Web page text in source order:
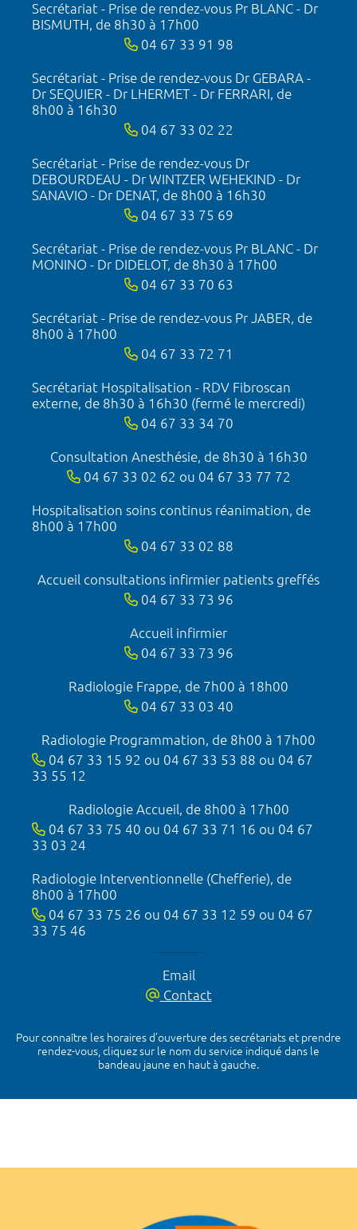
Secrétariat - Prise de rendez-vous Pr BLANC - Dr
BISMUTH, de 8h30 à 17h00
04 67 33 91 98
Secrétariat - Prise de rendez-vous Dr GEBARA -
Dr SEQUIER - Dr LHERMET - Dr FERRARI, de
8h00 à 16h30
04 67 33 02 22
Secrétariat - Prise de rendez-vous Dr
DEBOURDEAU - Dr WINTZER WEHEKIND - Dr
SANAVIO - Dr DENAT, de 8h00 à 16h30
04 67 33 75 69
Secrétariat - Prise de rendez-vous Pr BLANC - Dr
MONINO - Dr DIDELOT, de 8h30 à 17h00
04 67 33 70 63
Secrétariat - Prise de rendez-vous Pr JABER, de
8h00 à 17h00
04 67 33 72 71
Secrétariat Hospitalisation - RDV Fibroscan
externe, de 8h30 à 16h30 (fermé le mercredi)
04 67 33 34 70
Consultation Anesthésie, de 8h30 à 16h30
04 67 33 02 62 ou 04 67 33 77 72
Hospitalisation soins continus réanimation, de
8h00 à 17h00
04 67 33 02 88
Accueil consultations infirmier patients greffés
04 67 33 73 96
Accueil infirmier
04 67 33 73 96
Radiologie Frappe, de 7h00 à 18h00
04 67 33 03 40
Radiologie Programmation, de 8h00 à 17h00
04 67 33 15 92 ou 04 67 33 53 88 ou 04 67
33 55 12
Radiologie Accueil, de 8h00 à 17h00
04 67 33 75 40 ou 04 67 33 71 16 ou 04 67
33 03 24
Radiologie Interventionnelle (Chefferie), de
8h00 à 17h00
04 67 33 75 26 ou 04 67 33 12 59 ou 04 67
33 75 46
Email
Contact
Pour connaître les horaires d’ouverture des secrétariats et prendre
rendez-vous, cliquez sur le nom du service indiqué dans le
bandeau jaune en haut à gauche.